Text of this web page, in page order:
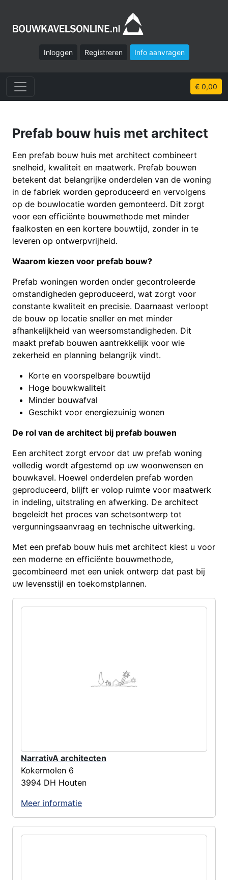
Inloggen Registreren Info aanvragen
€ 0,00
Prefab bouw huis met architect
Een prefab bouw huis met architect combineert
snelheid, kwaliteit en maatwerk. Prefab bouwen
betekent dat belangrijke onderdelen van de woning
in de fabriek worden geproduceerd en vervolgens
op de bouwlocatie worden gemonteerd. Dit zorgt
voor een efficiënte bouwmethode met minder
faalkosten en een kortere bouwtijd, zonder in te
leveren op ontwerpvrijheid.
Waarom kiezen voor prefab bouw?
Prefab woningen worden onder gecontroleerde
omstandigheden geproduceerd, wat zorgt voor
constante kwaliteit en precisie. Daarnaast verloopt
de bouw op locatie sneller en met minder
afhankelijkheid van weersomstandigheden. Dit
maakt prefab bouwen aantrekkelijk voor wie
zekerheid en planning belangrijk vindt.
Korte en voorspelbare bouwtijd
Hoge bouwkwaliteit
Minder bouwafval
Geschikt voor energiezuinig wonen
De rol van de architect bij prefab bouwen
Een architect zorgt ervoor dat uw prefab woning
volledig wordt afgestemd op uw woonwensen en
bouwkavel. Hoewel onderdelen prefab worden
geproduceerd, blijft er volop ruimte voor maatwerk
in indeling, uitstraling en afwerking. De architect
begeleidt het proces van schetsontwerp tot
vergunningsaanvraag en technische uitwerking.
Met een prefab bouw huis met architect kiest u voor
een moderne en efficiënte bouwmethode,
gecombineerd met een uniek ontwerp dat past bij
uw levensstijl en toekomstplannen.
NarrativA architecten
Kokermolen 6
3994 DH Houten
Meer informatie